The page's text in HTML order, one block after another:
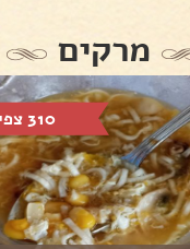
מרקים
310 צפיות